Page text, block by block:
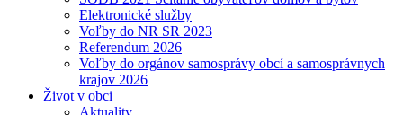
Elektronické služby
Voľby do NR SR 2023
Referendum 2026
Voľby do orgánov samosprávy obcí a samosprávnych
krajov 2026
Život v obci
Aktuality